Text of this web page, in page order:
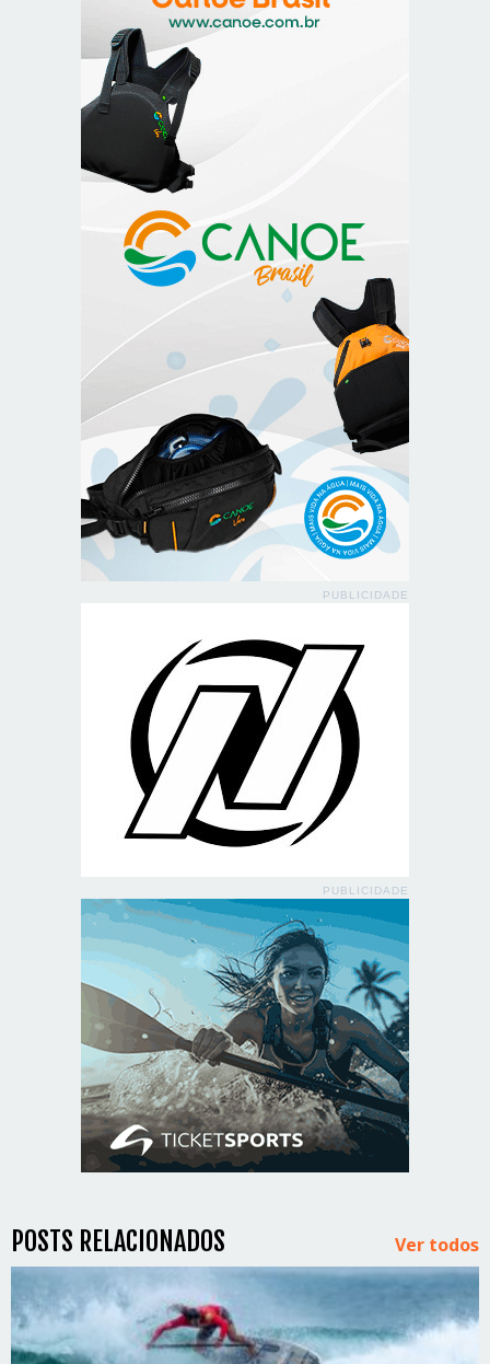
PUBLICIDADE
PUBLICIDADE
POSTS RELACIONADOS Ver todos